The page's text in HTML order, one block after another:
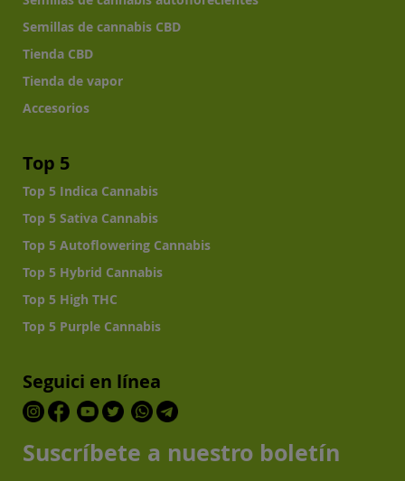
Semillas de cannabis CBD
Tienda CBD
Tienda de vapor
Accesorios
Top 5
Top 5 Indica Cannabis
Top 5 Sativa Cannabis
Top 5 Autoflowering Cannabis
Top 5 Hybrid Cannabis
Top 5 High THC
Top 5 Purple Cannabis
Seguici en línea
Suscríbete a nuestro boletín